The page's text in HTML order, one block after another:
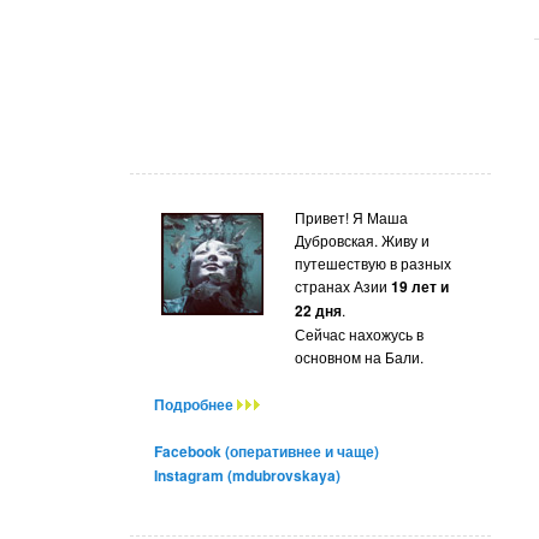
Привет! Я Маша
Дубровская. Живу и
путешествую в разных
странах Азии 19 лет и
22 дня.
Сейчас нахожусь в
основном на Бали.
Подробнее
Facebook (оперативнее и чаще)
Instagram (mdubrovskaya)